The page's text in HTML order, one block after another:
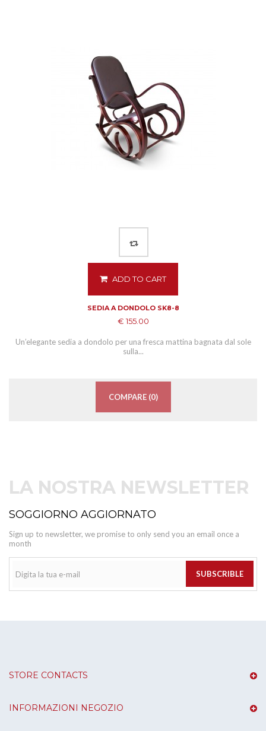
ADD TO CART
SEDIA A DONDOLO SK8-8
€ 155.00
Un’elegante sedia a dondolo per una fresca mattina bagnata dal sole
sulla...
COMPARE (0)
LA NOSTRA NEWSLETTER
SOGGIORNO AGGIORNATO
Sign up to newsletter, we promise to only send you an email once a
month
SUBSCRIBLE
STORE CONTACTS
INFORMAZIONI NEGOZIO